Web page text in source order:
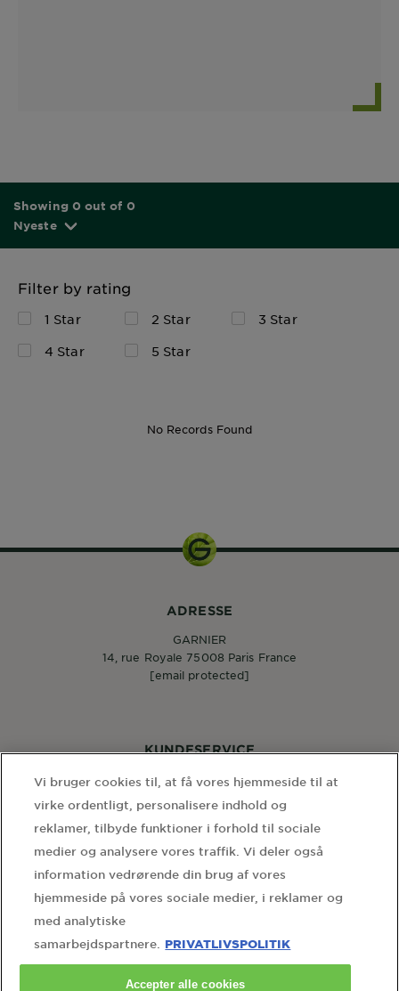
Showing 0 out of 0
Nyeste
Filter by rating
1 Star 2 Star
3 Star
4 Star
5 Star
No Records Found
sitemap brugervilkår
KUNDESERVICE
Kontakt os
ADRESSE
GARNIER
14, rue Royale 75008 Paris France
[email protected]
Vi bruger cookies til, at få vores hjemmeside til at
virke ordentligt, personalisere indhold og
reklamer, tilbyde funktioner i forhold til sociale
medier og analysere vores traffik. Vi deler også
information vedrørende din brug af vores
hjemmeside på vores sociale medier, i reklamer og
med analytiske
samarbejdspartnere.
PRIVATLIVSPOLITIK
Accepter alle cookies